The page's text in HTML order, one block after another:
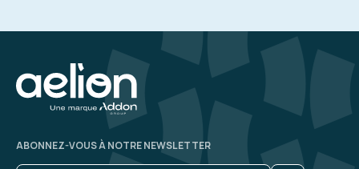
ABONNEZ-VOUS À NOTRE NEWSLETTER